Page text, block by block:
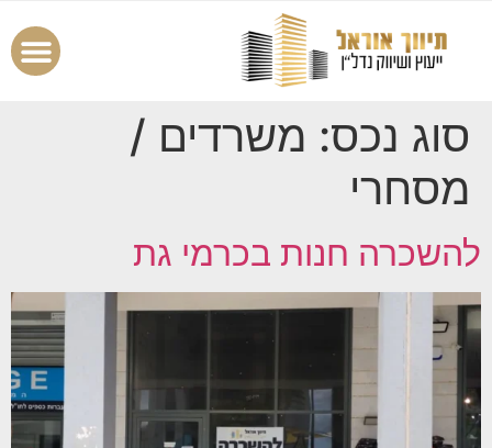
סוג נכס: משרדים /
מסחרי
להשכרה חנות בכרמי גת